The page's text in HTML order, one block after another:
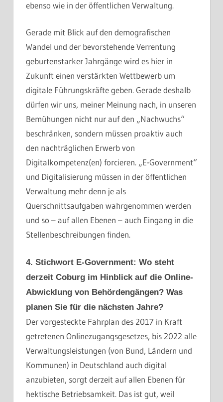
ebenso wie in der öffentlichen Verwaltung.
Gerade mit Blick auf den demografischen
Wandel und der bevorstehende Verrentung
geburtenstarker Jahrgänge wird es hier in
Zukunft einen verstärkten Wettbewerb um
digitale Führungskräfte geben. Gerade deshalb
dürfen wir uns, meiner Meinung nach, in unseren
Bemühungen nicht nur auf den „Nachwuchs“
beschränken, sondern müssen proaktiv auch
den nachträglichen Erwerb von
Digitalkompetenz(en) forcieren. „E-Government“
und Digitalisierung müssen in der öffentlichen
Verwaltung mehr denn je als
Querschnittsaufgaben wahrgenommen werden
und so – auf allen Ebenen – auch Eingang in die
Stellenbeschreibungen finden.
4. Stichwort E-Government: Wo steht
derzeit Coburg im Hinblick auf die Online-
Abwicklung von Behördengängen? Was
planen Sie für die nächsten Jahre?
Der vorgesteckte Fahrplan des 2017 in Kraft
getretenen Onlinezugangsgesetzes, bis 2022 alle
Verwaltungsleistungen (von Bund, Ländern und
Kommunen) in Deutschland auch digital
anzubieten, sorgt derzeit auf allen Ebenen für
hektische Betriebsamkeit. Das ist gut, weil